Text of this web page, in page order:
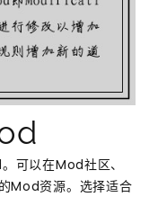
可以在Mod社区、
Mod资源。选择适合